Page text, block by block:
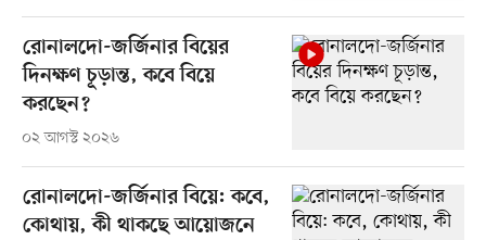
রোনালদো-জর্জিনার বিয়ের
দিনক্ষণ চূড়ান্ত, কবে বিয়ে
করছেন?
০২ আগস্ট ২০২৬
রোনালদো-জর্জিনার বিয়ে: কবে,
কোথায়, কী থাকছে আয়োজনে